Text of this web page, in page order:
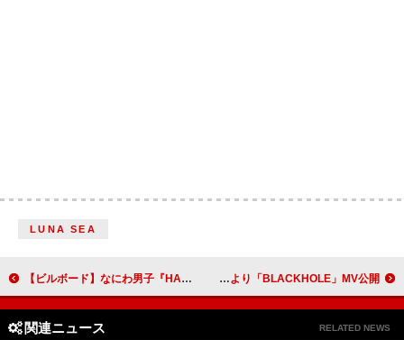
LUNA SEA
【ビルボード】なにわ男子『HARD WORK』73.7万枚でシングルセールス首位獲得 M!LK『爆裂愛してる / 好きすぎて滅！』61.5万枚で2位 IVE、ニューアルバム『REVIVE+』より「BLACKHOLE」MV公開
関連ニュース RELATED NEWS